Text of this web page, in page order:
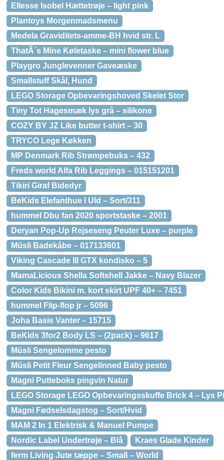
Ellesse Isobel Hættetrøje – light pink
Plantoys Morgenmadsmenu
Medela Graviditets-amme-BH hvid str. L
ThatÂ´s Mine Køletaske – mini flower blue
Playgro Junglevenner Gaveæske
Smallstuff Skål, Hund
LEGO Storage Opbevaringshoved Skelet Stor
Tiny Tot Hagesmæk lys grå – silikone
COZY BY JZ Like butter t-shirt – 30
TRYCO Lege Køkken
MP Denmark Rib Strømpebuks – 432
Freds world Alfa Rib Leggings – 015151201
Tikiri Giraf Bidedyr
BeKids Elefanthue I Uld – Sort/311
hummel Dbu fan 2020 sportstaske – 2001
Deryan Pop-Up Rejseseng Peuter Luxe – purple
Müsli Badekåbe – 017133601
Viking Cascade III GTX kondisko – 5
MamaLicious Shella Softshell Jakke – Navy Blazer
Color Kids Bikini m. kort skirt UPF 40+ – 7451
hummel Flip-flop jr – 5096
Joha Basis Vanter – 15715
BeKids 3for2 Body LS – (2pack) – 9617
Müsli Sengelomme pesto
Müsli Petit Fleur Sengelinned Baby pesto
Magni Putteboks pingvin Natur
LEGO Storage LEGO Opbevaringsskuffe Brick 4 – Lys
Magni Fødselsdagstog – Sort/Hvid
MAM 2 In 1 Elektrisk & Manuel Pumpe
Nordic Label Undertrøje – Blå
Kraes Glade Kinder
ferm Living Jute tæppe – Small – World